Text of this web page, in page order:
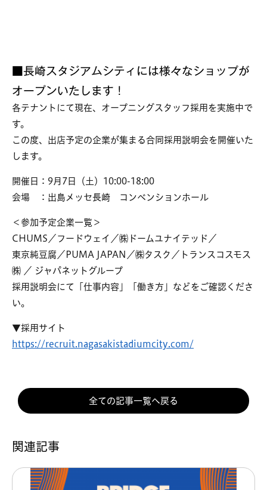
■長崎スタジアムシティには様々なショップが
オープンいたします！
各テナントにて現在、オープニングスタッフ採用を実施中で
す。
この度、出店予定の企業が集まる合同採用説明会を開催いた
します。
開催日：9月7日（土）10:00-18:00
会場 ：出島メッセ長崎 コンベンションホール
＜参加予定企業一覧＞
CHUMS／フードウェイ／㈱ドームユナイテッド／
東京純豆腐／PUMA JAPAN／㈱タスク／トランスコスモス
㈱ ／ ジャパネットグループ
採用説明会にて「仕事内容」「働き方」などをご確認くださ
い。
▼採用サイト
https://recruit.nagasakistadiumcity.com/
全ての記事一覧へ戻る
関連記事